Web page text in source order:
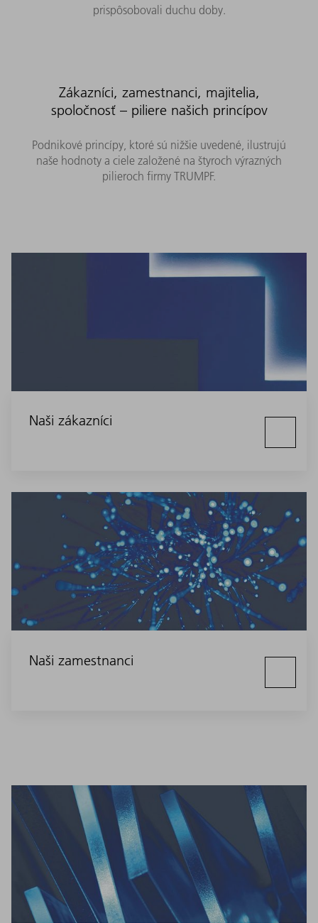
prispôsobovali duchu doby.
Zákazníci, zamestnanci, majitelia,
spoločnosť – piliere našich princípov
Podnikové princípy, ktoré sú nižšie uvedené, ilustrujú
naše hodnoty a ciele založené na štyroch výrazných
pilieroch firmy TRUMPF.
Naši zákazníci
Naši zamestnanci